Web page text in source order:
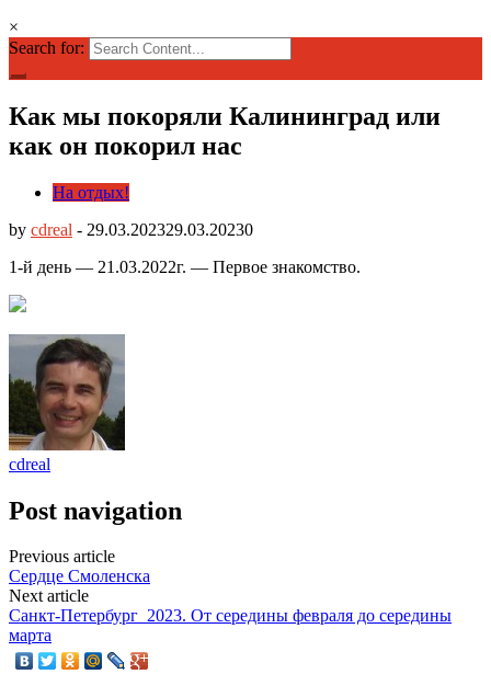
×
Search for:
Как мы покоряли Калининград или
как он покорил нас
На отдых!
by cdreal - 29.03.202329.03.20230
1-й день — 21.03.2022г. — Первое знакомство.
cdreal
Post navigation
Previous article
Сердце Смоленска
Next article
Санкт-Петербург_2023. От середины февраля до середины
марта